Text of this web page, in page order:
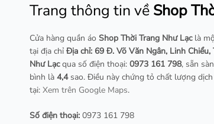
Trang thông tin về Shop
Cửa hàng quần áo Shop Thời Trang Như Lạclà
tại địa chỉ Địa chỉ: 69 Đ. Võ Văn Ngân, Linh
Như Lạcqua số điện thoại: 0973 161 798, sẵn
bình là 4,4sao. Điều này chứng tỏ chất lượng
tại: Xem trên Google Maps.
Số điện thoại: 0973 161 798